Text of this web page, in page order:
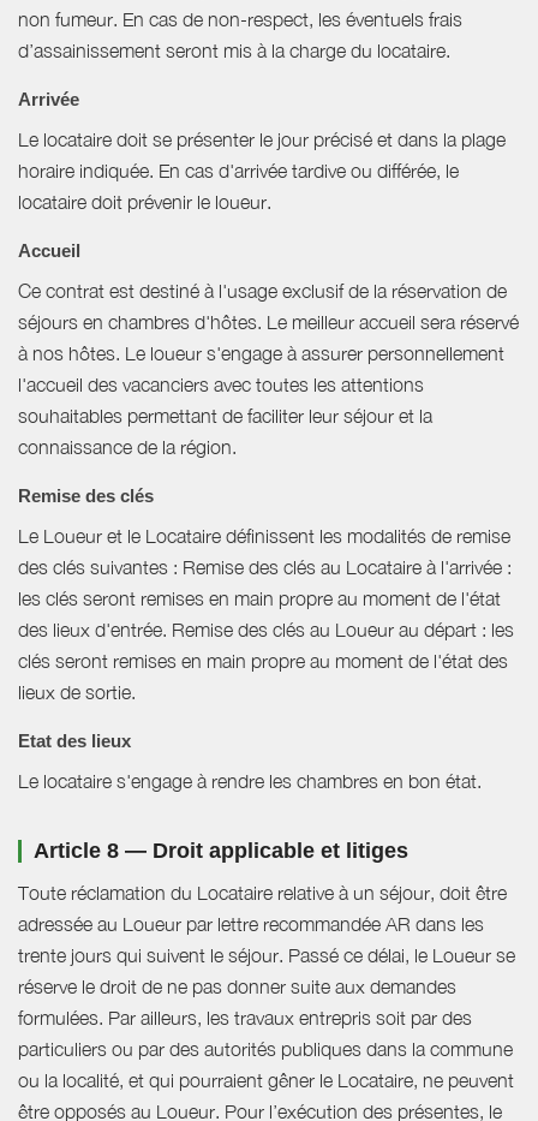
non fumeur. En cas de non-respect, les éventuels frais
d’assainissement seront mis à la charge du locataire.
Arrivée
Le locataire doit se présenter le jour précisé et dans la plage
horaire indiquée. En cas d'arrivée tardive ou différée, le
locataire doit prévenir le loueur.
Accueil
Ce contrat est destiné à l'usage exclusif de la réservation de
séjours en chambres d'hôtes. Le meilleur accueil sera réservé
à nos hôtes. Le loueur s'engage à assurer personnellement
l'accueil des vacanciers avec toutes les attentions
souhaitables permettant de faciliter leur séjour et la
connaissance de la région.
Remise des clés
Le Loueur et le Locataire définissent les modalités de remise
des clés suivantes : Remise des clés au Locataire à l'arrivée :
les clés seront remises en main propre au moment de l'état
des lieux d'entrée. Remise des clés au Loueur au départ : les
clés seront remises en main propre au moment de l'état des
lieux de sortie.
Etat des lieux
Le locataire s'engage à rendre les chambres en bon état.
Article 8 — Droit applicable et litiges
Toute réclamation du Locataire relative à un séjour, doit être
adressée au Loueur par lettre recommandée AR dans les
trente jours qui suivent le séjour. Passé ce délai, le Loueur se
réserve le droit de ne pas donner suite aux demandes
formulées. Par ailleurs, les travaux entrepris soit par des
particuliers ou par des autorités publiques dans la commune
ou la localité, et qui pourraient gêner le Locataire, ne peuvent
être opposés au Loueur. Pour l’exécution des présentes, le